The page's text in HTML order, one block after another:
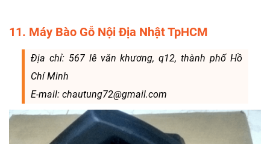
11. Máy Bào Gỗ Nội Địa Nhật TpHCM
Địa chỉ: 567 lê văn khương, q12, thành phố Hồ
Chí Minh
E-mail: chautung72@gmail.com